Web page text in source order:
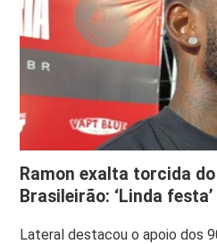
Ramon exalta torcida
Brasileirão: ‘Linda festa’
Lateral destacou o apoio dos